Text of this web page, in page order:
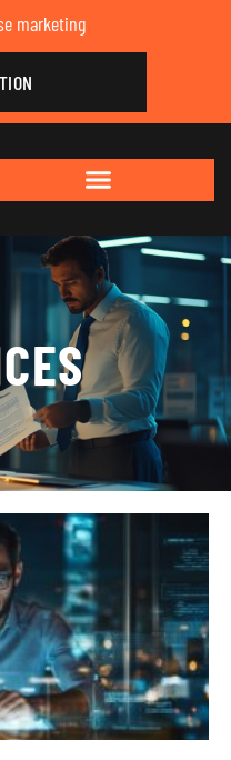
marketing